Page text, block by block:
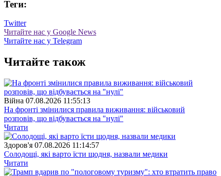
Теги:
Twitter
Читайте нас у Google News
Читайте нас у Telegram
Читайте також
Війна 07.08.2026 11:55:13
На фронті змінилися правила виживання: військовий
розповів, що відбувається на "нулі"
Читати
Здоров'я 07.08.2026 11:14:57
Солодощі, які варто їсти щодня, назвали медики
Читати